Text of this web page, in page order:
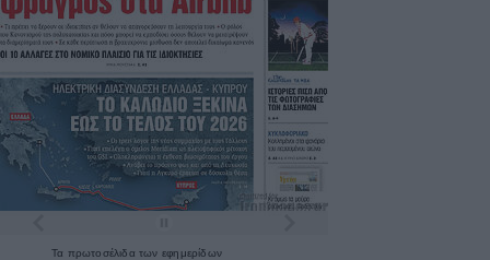
Τα πρωτοσέλιδατων εφημερίδων